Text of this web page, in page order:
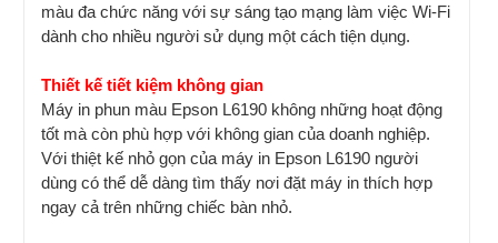
màu đa chức năng với sự sáng tạo mạng làm việc Wi-Fi
dành cho nhiều người sử dụng một cách tiện dụng.
Thiết kế tiết kiệm không gian
Máy in phun màu Epson L6190 không những hoạt động
tốt mà còn phù hợp với không gian của doanh nghiệp.
Với thiệt kế nhỏ gọn của máy in Epson L6190 người
dùng có thể dễ dàng tìm thấy nơi đặt máy in thích hợp
ngay cả trên những chiếc bàn nhỏ.